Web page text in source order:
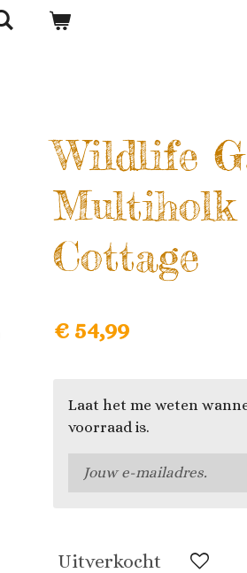
Wildlife
Multiholk
Cottage
€ 54,99
Laat het me weten
voorraad is.
Uitverkocht